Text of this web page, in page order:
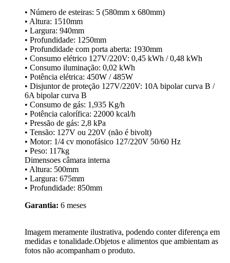
• Número de esteiras: 5 (580mm x 680mm)
• Altura: 1510mm
• Largura: 940mm
• Profundidade: 1250mm
• Profundidade com porta aberta: 1930mm
• Consumo elétrico 127V/220V: 0,45 kWh / 0,48 kWh
• Consumo iluminação: 0,02 kWh
• Potência elétrica: 450W / 485W
• Disjuntor de proteção 127V/220V: 10A bipolar curva B /
6A bipolar curva B
• Consumo de gás: 1,935 Kg/h
• Potência calorífica: 22000 kcal/h
• Pressão de gás: 2,8 kPa
• Tensão: 127V ou 220V (não é bivolt)
• Motor: 1/4 cv monofásico 127/220V 50/60 Hz
• Peso: 117kg
Dimensoes câmara interna
• Altura: 500mm
• Largura: 675mm
• Profundidade: 850mm
Garantia: 6 meses
Imagem meramente ilustrativa, podendo conter diferença em
medidas e tonalidade.Objetos e alimentos que ambientam as
fotos não acompanham o produto.